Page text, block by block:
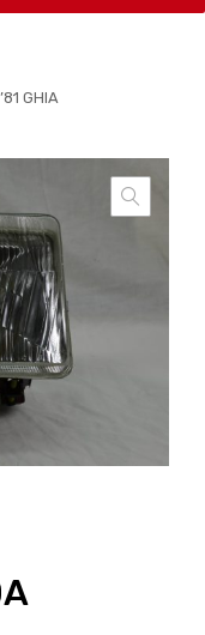
GHIA